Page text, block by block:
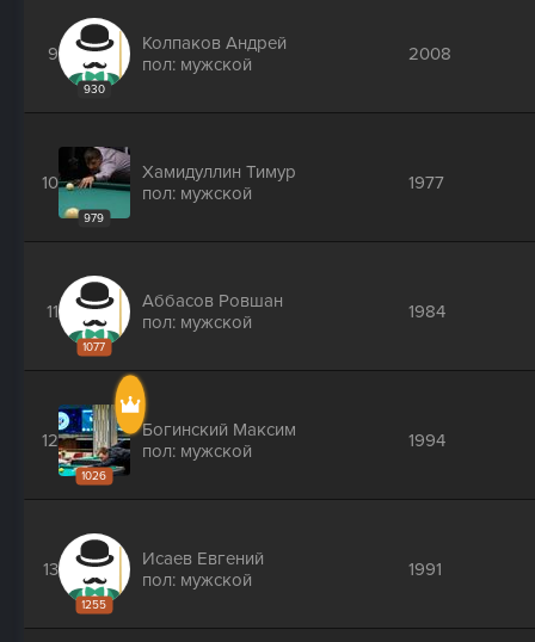
9
930
Колпаков Андрей
пол: мужской
2008
10
979
Хамидуллин Тимур
пол: мужской
1977
11
1077
Аббасов Ровшан
пол: мужской
1984
12
1026
Богинский Максим
пол: мужской
1994
13
1255
Исаев Евгений
пол: мужской
1991